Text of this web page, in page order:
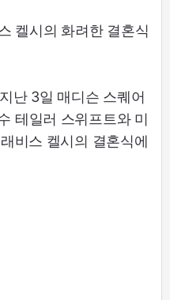
켈시의 화려한 결혼식
난 3일 매디슨 스퀘어
테일러 스위프트와 미
비스 켈시의 결혼식에